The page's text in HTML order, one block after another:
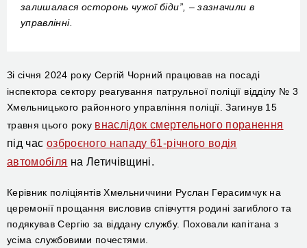
залишалася осторонь чужої біди”, –зазначили в
управлінні.
Зі січня 2024 року Сергій Чорний працював на посаді
інспектора сектору реагування патрульної поліції відділу № 3
Хмельницького районного управління поліції.Загинув 15
травня цього року внаслідок смертельного поранення
під час озброєного нападу 61-річного водія
автомобіля на Летичівщині.
Керівник поліціянтів Хмельниччини Руслан Герасимчук на
церемонії прощання висловив співчуття родині загиблого та
подякував Сергію за віддану службу. Поховали капітана з
усіма службовими почестями.